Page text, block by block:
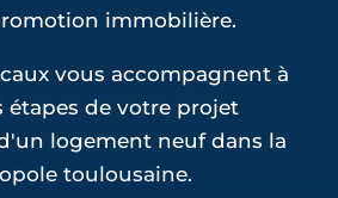
immobilière.
vous accompagnent à
étapes de votre projet
logement neuf dans la
toulousaine.